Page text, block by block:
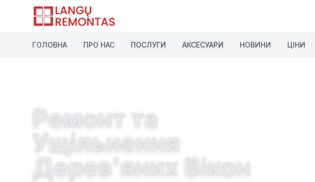
Перейти до основного вмісту
ГОЛОВНА ПРО НАС ПОСЛУГИ АКСЕСУАРИ НОВИНИ ЦІНИ
Ремонт та
Ущільнення
Дерев'яних Вікон